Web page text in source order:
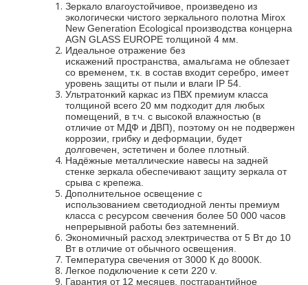
Зеркало влагоустойчивое, произведено из
экологически чистого зеркального полотна Mirox
New Generation Ecological производства концерна
AGN GLASS EUROPE толщиной 4 мм.
Идеальное отражение без
искажений пространства, амальгама не облезает
со временем, т.к. в состав входит серебро, имеет
уровень защиты от пыли и влаги IP 54.
Ультратонкий каркас из ПВХ премиум класса
толщиной всего 20 мм подходит для любых
помещений, в т.ч. с высокой влажностью (в
отличие от МДФ и ДВП), поэтому он не подвержен
коррозии, грибку и деформации, будет
долговечен, эстетичен и более плотный.
Надёжные металлические навесы на задней
стенке зеркала обеспечивают защиту зеркала от
срыва с крепежа.
Дополнительное освещение с
использованием светодиодной ленты премиум
класса с ресурсом свечения более 50 000 часов
непрерывной работы без затемнений.
Экономичный расход электричества от 5 Вт до 10
Вт в отличие от обычного освещения.
Температура свечения от 3000 К до 8000К.
Легкое подключение к сети 220 v.
Гарантия от 12 месяцев, постгарантийное